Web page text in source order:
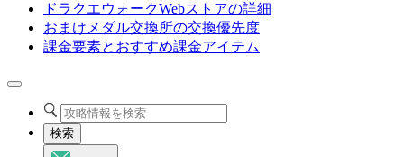
ドラクエウォークWebストアの詳細
おまけメダル交換所の交換優先度
課金要素とおすすめ課金アイテム
検索